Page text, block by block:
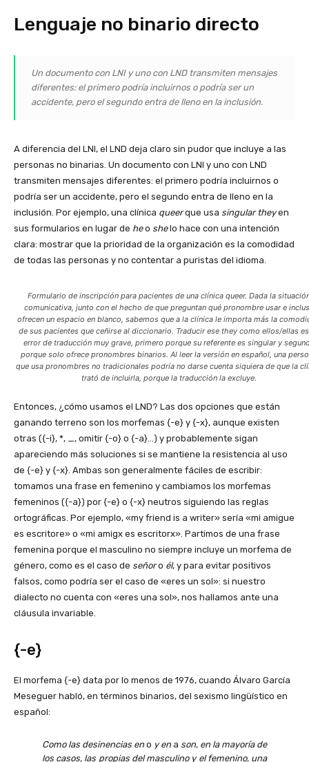
Lenguaje no binario directo
Un documento con LNI y uno con LND transmiten mensajes
diferentes: el primero podría incluirnos o podría ser un
accidente, pero el segundo entra de lleno en la inclusión.
A diferencia del LNI, el LND deja claro sin pudor que incluye a las
personas no binarias. Un documento con LNI y uno con LND
transmiten mensajes diferentes: el primero podría incluirnos o
podría ser un accidente, pero el segundo entra de lleno en la
inclusión. Por ejemplo, una clínica queerque usa singular theyen
sus formularios en lugar de heo shelo hace con una intención
clara: mostrar que la prioridad de la organización es la comodidad
de todas las personas y no contentar a puristas del idioma.
Formulario de inscripción para pacientes de una clínica queer. Dada la
comunicativa, junto con el hecho de que preguntan qué pronombre usar e
ofrecen un espacio en blanco, sabemos que a la clínica le importa más la
de sus pacientes que ceñirse al diccionario. Traducir ese they como ellos/ellas
error de traducción muy grave, primero porque su referente es singular y
porque solo ofrece pronombres binarios. Al leer la versión en español, una
que usa pronombres no tradicionales podría no darse cuenta siquiera de que la
trató de incluirla, porque la traducción la excluye.
Entonces, ¿cómo usamos el LND? Las dos opciones que están
ganando terreno son los morfemas {-e} y {-x}, aunque existen
otras ({-i}, *, _, omitir {-o} o {-a}…) y probablemente sigan
apareciendo más soluciones si se mantiene la resistencia al uso
de {-e} y {-x}. Ambas son generalmente fáciles de escribir:
tomamos una frase en femenino y cambiamos los morfemas
femeninos ({-a}) por {-e} o {-x} neutros siguiendo las reglas
ortográficas. Por ejemplo, «my friend is a writer» sería «mi amigue
es escritore» o «mi amigx es escritorx». Partimos de una frase
femenina porque el masculino no siempre incluye un morfema de
género, como es el caso de señoro él, y para evitar positivos
falsos, como podría ser el caso de «eres un sol»: si nuestro
dialecto no cuenta con «eres una sol», nos hallamos ante una
cláusula invariable.
{-e}
El morfema {-e} data por lo menos de 1976, cuando Álvaro García
Meseguer habló, en términos binarios, del sexismo lingüístico en
español:
Como las desinencias en o y ena son, en la mayoría de
los casos, las propias del masculino y el femenino, una